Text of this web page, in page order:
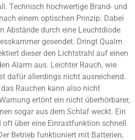
Technisch hochwertige Brand- und
einem optischen Prinzip. Dabei
Abstände durch eine Leuchtdiode
gesendet. Dringt Qualm
dieser den Lichtstrahl auf einen
Alarm aus. Leichter Rauch, wie
dafür allerdings nicht ausreichend.
Rauchen kann also nicht
ertönt ein nicht überhörbarer,
sogar aus dem Schlaf weckt. Ein
oft über eine Einrastfunktion schnell
Betrieb funktioniert mit Batterien,